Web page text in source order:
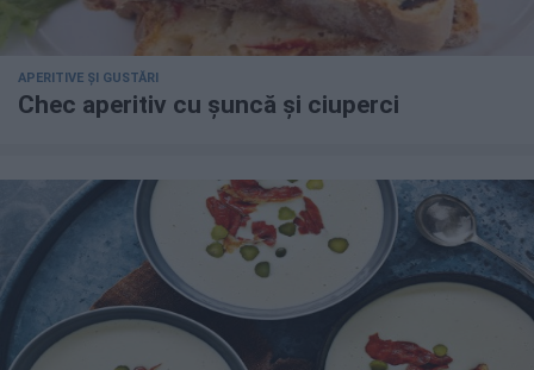
APERITIVE ȘI GUSTĂRI
Chec aperitiv cu șuncă și ciuperci